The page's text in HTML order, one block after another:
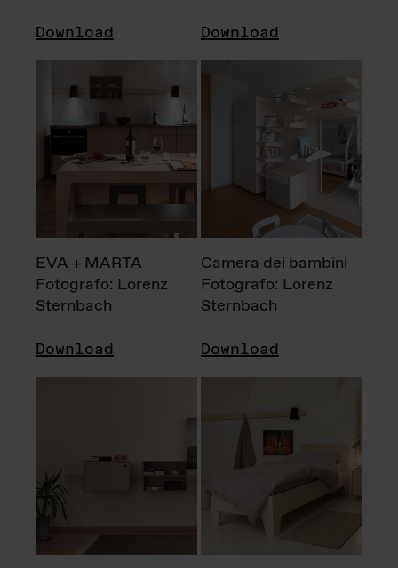
Download Download
EVA + MARTA
Fotografo: Lorenz
Sternbach
Download
Camera dei bambini
Fotografo: Lorenz
Sternbach
Download